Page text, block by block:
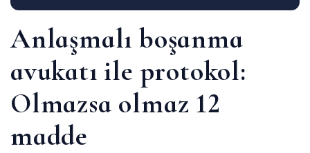
Anlaşmalı boşanma
avukatı ile protokol:
Olmazsa olmaz 12
madde